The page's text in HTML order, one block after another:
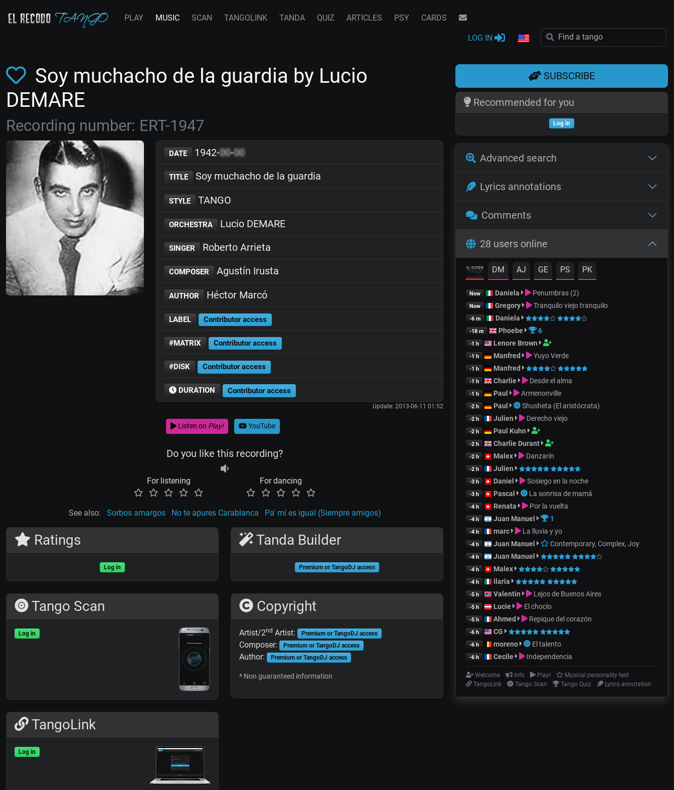
PLAY MUSIC SCAN TANGOLINK TANDA QUIZ ARTICLES PSY CARDS
LOG IN
Soy muchacho de la guardia by Lucio
DEMARE
Recording number: ERT-1947
DATE 1942-00-00
TITLE Soy muchacho de la guardia
STYLE TANGO
ORCHESTRA Lucio DEMARE
SINGER Roberto Arrieta
COMPOSER Agustín Irusta
AUTHOR Héctor Marcó
LABEL Contributor access
#MATRIX Contributor access
#DISK Contributor access
DURATION Contributor access
Update: 2013-06-11 01:52
Listen on Play! YouTube
Do you like this recording?
For listening For dancing
See also: Sorbos amargos No te apures Carablanca Pa' mí es igual (Siempre amigos)
Ratings
Log in
Tango Scan
Log in
TangoLink
Log in
Tanda Builder
Premium or TangoDJ access
Copyright
Artist/2nd Artist: Premium or TangoDJ access
Composer: Premium or TangoDJ access
Author: Premium or TangoDJ access
* Non guaranteed information
SUBSCRIBE
Recommended for you
Log in
Advanced search
Lyrics annotations
Comments
28 users online
DM AJ GE PS PK
Now Daniela Penumbras (2)
Now Gregory Tranquilo viejo tranquilo
-6 m Daniela
-18 m Phoebe 6
-1 h Lenore Brown
-1 h Manfred Yuyo Verde
-1 h Manfred
-1 h Charlie Desde el alma
-1 h Paul Armenonville
-2 h Paul Shusheta (El aristócrata)
-2 h Julien Derecho viejo
-2 h Paul Kuhn
-2 h Charlie Durant
-2 h Malex Danzarín
-2 h Julien
-3 h Daniel Sosiego en la noche
-3 h Pascal La sonrisa de mamá
-4 h Renata Por la vuelta
-4 h Juan Manuel 1
-4 h marc La lluvia y yo
-4 h Juan Manuel Contemporary, Complex, Joy
-4 h Juan Manuel
-4 h Malex
-4 h ilaria
-5 h Valentin Lejos de Buenos Aires
-5 h Lucie El choclo
-5 h Ahmed Repique del corazón
-6 h CG
-6 h moreno El talento
-6 h Cecile Independencia
Welcome Info Play!
Musical personality test
TangoLink
Tango Scan Tango Quiz Lyrics annotation